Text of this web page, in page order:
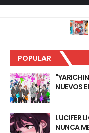
POPULAR
NUEVOS
LUCIFER
NUNCA